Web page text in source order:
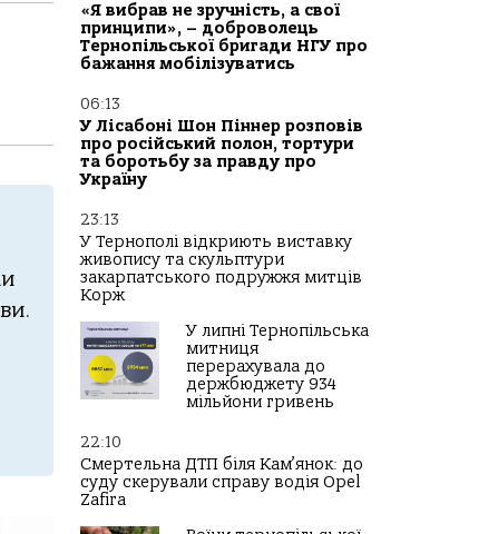
«Я вибрав не зручність, а свої
принципи», – доброволець
Тернопільської бригади НГУ про
бажання мобілізуватись
06:13
У Лісабоні Шон Піннер розповів
про російський полон, тортури
та боротьбу за правду про
Україну
23:13
У Тернополі відкриють виставку
живопису та скульптури
закарпатського подружжя митців
Корж
У липні Тернопільська
митниця
перерахувала до
держбюджету 934
мільйони гривень
22:10
Смертельна ДТП біля Кам’янок: до
суду скерували справу водія Opel
Zafira